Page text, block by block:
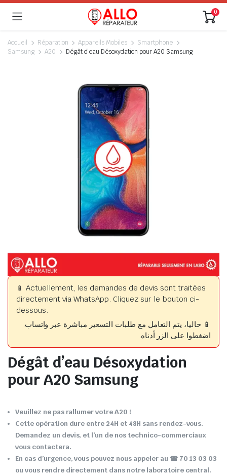
0
Accueil Réparation Appareils Mobiles
Smartphone
Samsung
A20 Dégât d’eau Désoxydation pour A20 Samsung
📱 Actuellement, les demandes de devis sont traitées
directement via WhatsApp. Cliquez sur le bouton ci-
dessous.
📱 حاليا، يتم التعامل مع طلبات التسعير مباشرة عبر واتساب.
اضغطوا على الزر أدناه.
Dégât d’eau Désoxydation
pour A20 Samsung
Veuillez ne pas rallumer votre A20 !
Cette opération dure entre 24H et 48H sans rendez-vous.
Demandez un devis, et l’un de nos technico-commerciaux
vous contactera.
En cas d’urgence, vous pouvez nous appeler au ☎ 70 13 03 03
ou vous rendre directement dans notre laboratoire central.